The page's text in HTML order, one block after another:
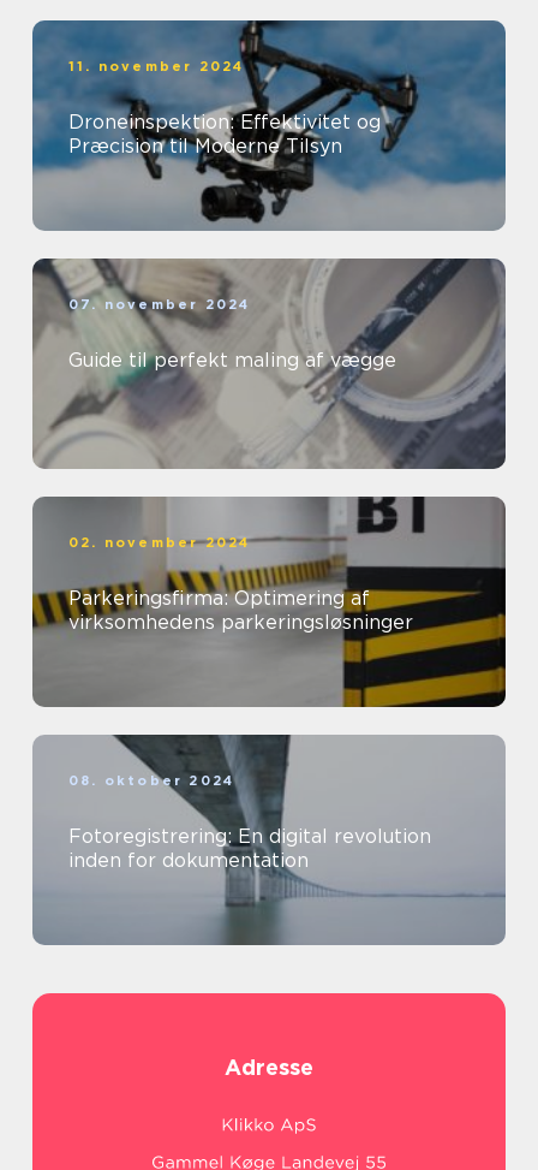
11. november 2024
Droneinspektion: Effektivitet og
Præcision til Moderne Tilsyn
07. november 2024
Guide til perfekt maling af vægge
02. november 2024
Parkeringsfirma: Optimering af
virksomhedens parkeringsløsninger
08. oktober 2024
Fotoregistrering: En digital revolution
inden for dokumentation
Adresse